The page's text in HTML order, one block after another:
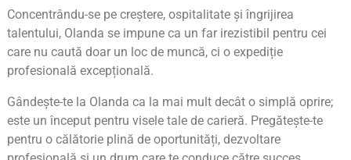
Concentrându-se pe creștere, ospitalitate și îngrijirea
talentului, Olanda se impune ca un far irezistibil pentru cei
care nu caută doar un loc de muncă, ci o expediție
profesională excepțională.
Gândește-te la Olanda ca la mai mult decât o simplă oprire;
este un început pentru visele tale de carieră. Pregătește-te
pentru o călătorie plină de oportunități, dezvoltare